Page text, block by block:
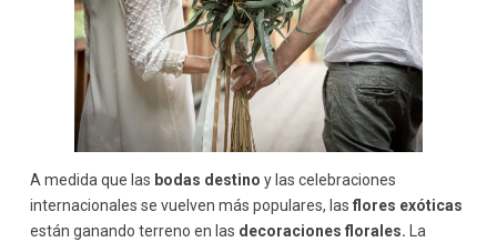
A medida que las bodas destino y las celebraciones
internacionales se vuelven más populares, las flores exóticas
están ganando terreno en las decoraciones florales. La